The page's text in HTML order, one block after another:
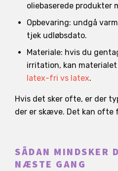
oliebaserede produkter
Opbevaring: undgå
tjek udløbsdato.
Materiale: hvis du
irritation, kan
latex-fri vs latex.
Hvis det sker ofte, er der
der er skæve. Det kan ofte
SÅDAN MINDSKER
NÆSTE GANG